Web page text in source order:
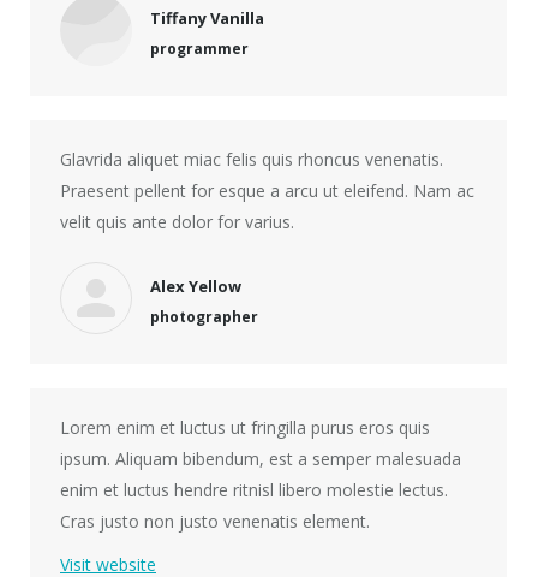
Tiffany Vanilla
programmer
Glavrida aliquet miac felis quis rhoncus venenatis.
Praesent pellent for esque a arcu ut eleifend. Nam ac
velit quis ante dolor for varius.
Alex Yellow
photographer
Lorem enim et luctus ut fringilla purus eros quis
ipsum. Aliquam bibendum, est a semper malesuada
enim et luctus hendre ritnisl libero molestie lectus.
Cras justo non justo venenatis element.
Visit website